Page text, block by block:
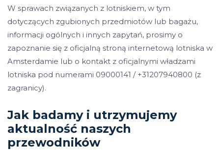
W sprawach związanych z lotniskiem, w tym
dotyczących zgubionych przedmiotów lub bagażu,
informacji ogólnych i innych zapytań, prosimy o
zapoznanie się z oficjalną stroną internetową lotniska w
Amsterdamie lub o kontakt z oficjalnymi władzami
lotniska pod numerami 09000141 / +31207940800 (z
zagranicy).
Jak badamy i utrzymujemy
aktualność naszych
przewodników